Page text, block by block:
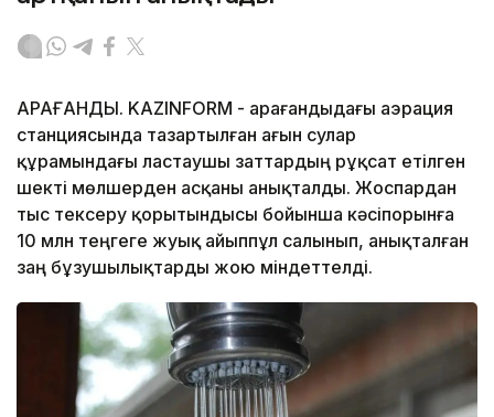
ҚАРАҒАНДЫ. KAZINFORM - Қарағандыдағы аэрация
станциясында тазартылған ағын сулар
құрамындағы ластаушы заттардың рұқсат етілген
шекті мөлшерден асқаны анықталды. Жоспардан
тыс тексеру қорытындысы бойынша кәсіпорынға
10 млн теңгеге жуық айыппұл салынып, анықталған
заң бұзушылықтарды жою міндеттелді.